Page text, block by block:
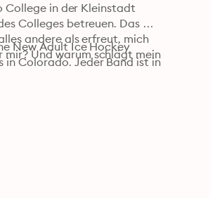
College in der Kleinstadt
Colleges betreuen. Das
andere als erfreut, mich
mir? Und warum schlägt mein
New Adult Ice Hockey
in Colorado. Jeder Band ist in